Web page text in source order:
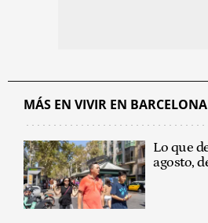
MÁS EN VIVIR EN BARCELONA
Lo que
agosto,